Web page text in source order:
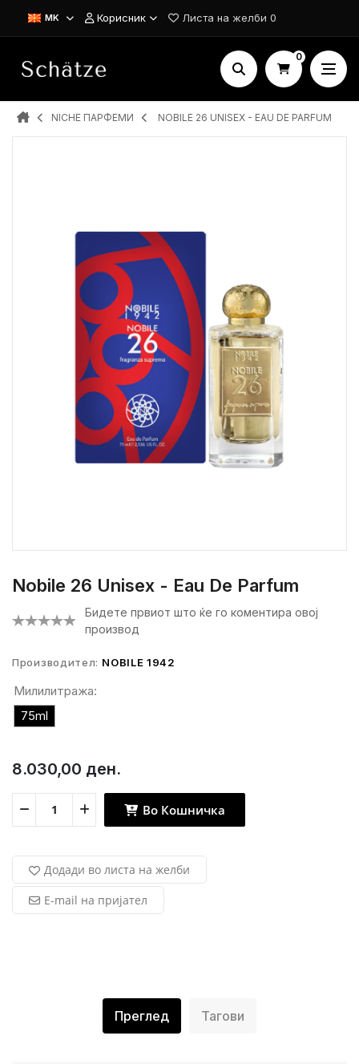
MK Корисник Листа на желби 0
0
NICHE ПАРФЕМИ NOBILE 26 UNISEX - EAU DE PARFUM
Nobile 26 Unisex - Eau De Parfum
Бидете првиот што ќе го коментира овој
производ
Производител: NOBILE 1942
Милилитража:
75ml
8.030,00 ден.
Во Кошничка
Додади во листа на желби
E-mail на пријател
Преглед Тагови